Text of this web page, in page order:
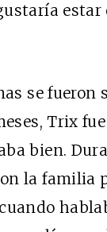
estar
se fueron
Trix
bien.
la familia